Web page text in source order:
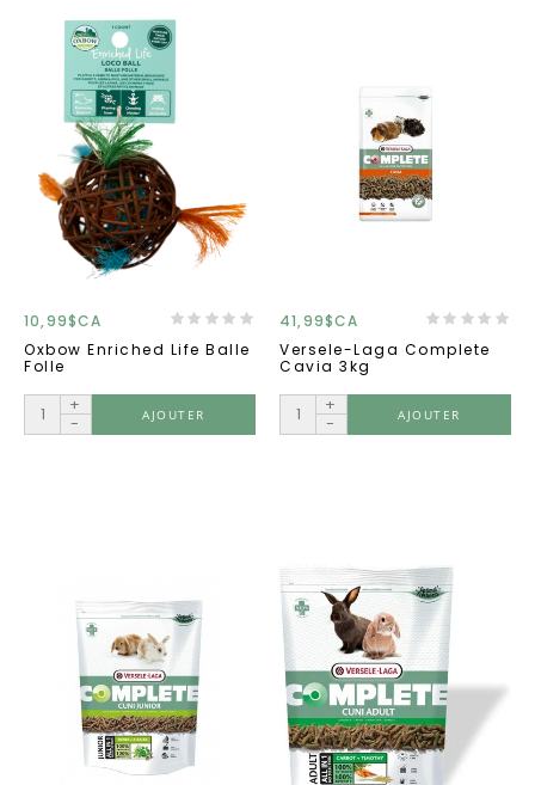
10,99$CA
Oxbow Enriched Life Balle
Folle
+
-
AJOUTER
41,99$CA
Versele-Laga Complete
Cavia 3kg
+
-
AJOUTER